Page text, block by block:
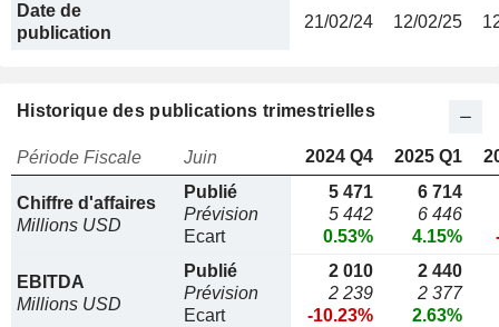
Date de
publication
21/02/24 12/02/25
Historique des publications trimestrielles
Période Fiscale Juin 2024 Q4 2025 Q1
Chiffre d'affaires
Millions USD
Publié
Prévision
Ecart
5 471
5 442
0.53%
6 714
6 446
4.15%
EBITDA
Millions USD
Publié
Prévision
Ecart
2 010
2 239
-10.23%
2 440
2 377
2.63%